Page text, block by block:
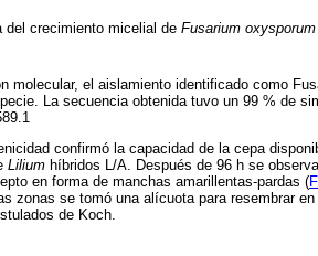
del crecimiento micelial de Fusarium oxysporum
molecular, el aislamiento identificado como
La secuencia obtenida tuvo un 99 % de
confirmó la capacidad de la cepa
Lilium híbridos L/A. Después de 96 h se
en forma de manchas amarillentas-pardas (
zonas se tomó una alícuota para resembrar
de Koch.